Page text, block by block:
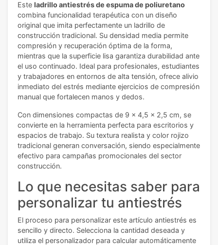
Este ladrillo antiestrés de espuma de poliuretano
combina funcionalidad terapéutica con un diseño
original que imita perfectamente un ladrillo de
construcción tradicional. Su densidad media permite
compresión y recuperación óptima de la forma,
mientras que la superficie lisa garantiza durabilidad ante
el uso continuado. Ideal para profesionales, estudiantes
y trabajadores en entornos de alta tensión, ofrece alivio
inmediato del estrés mediante ejercicios de compresión
manual que fortalecen manos y dedos.
Con dimensiones compactas de 9 x 4,5 x 2,5 cm, se
convierte en la herramienta perfecta para escritorios y
espacios de trabajo. Su textura realista y color rojizo
tradicional generan conversación, siendo especialmente
efectivo para campañas promocionales del sector
construcción.
Lo que necesitas saber para
personalizar tu antiestrés
El proceso para personalizar este artículo antiestrés es
sencillo y directo. Selecciona la cantidad deseada y
utiliza el personalizador para calcular automáticamente